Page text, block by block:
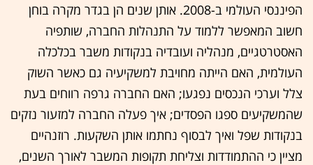
הפיננסי העולמי ב-2008. אותן שנים הן בגדר מקרה בוחן
חשוב המאפשר ללמוד על התנהלות החברה, שותפיה
האסטרטגיים, מנהליה ועובדיה בנקודות משבר בכלכלה
העולמית, האם הייתה מחויבת למשקיעיה גם כאשר השוק
צלל וערכי הנכסים נפגעו; האם החברה גרפה רווחים בעת
שהמשקיעים ספגו הפסדים; איך פעלה החברה למזעור נזקים
בנקודות שפל ואיך לבסוף נחתמו אותן השקעות. רוזנהיים
מציין כי ההתמודדות וצליחת תקופות המשבר לאורך השנים,